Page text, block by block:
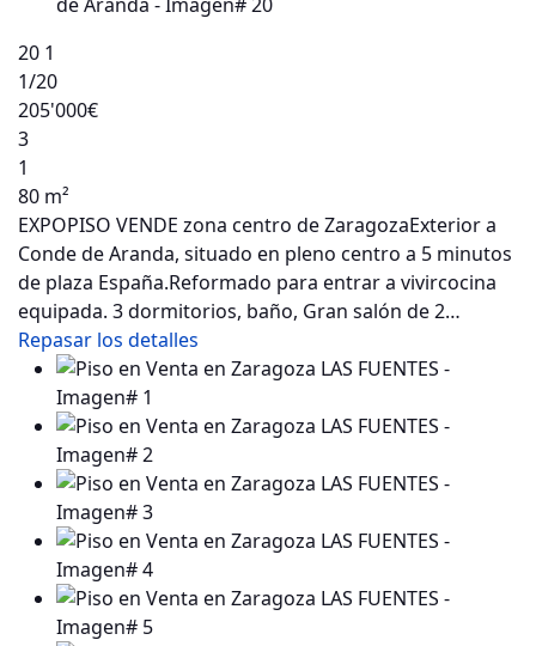
20 1
1/20
205'000€
3
1
80 m²
EXPOPISO VENDE zona centro de ZaragozaExterior a
Conde de Aranda, situado en pleno centro a 5 minutos
de plaza España.Reformado para entrar a vivircocina
equipada. 3 dormitorios, baño, Gran salón de 2…
Repasar los detalles